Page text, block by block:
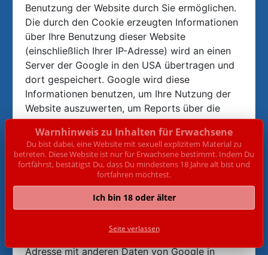
Benutzung der Website durch Sie ermöglichen.
Die durch den Cookie erzeugten Informationen
über Ihre Benutzung dieser Website
(einschließlich Ihrer IP-Adresse) wird an einen
Server der Google in den USA übertragen und
dort gespeichert. Google wird diese
Informationen benutzen, um Ihre Nutzung der
Website auszuwerten, um Reports über die
Websiteaktivitäten für die Websitebetreiber
zusammenzustellen und um weitere mit der
Websitenutzung und der Internetnutzung
verbundene Dienstleistungen zu erbringen.
Auch wird Google diese Informationen
gegebenenfalls an Dritte übertragen, sofern
dies gesetzlich vorgeschrieben oder soweit
Dritte diese Daten im Auftrag von Google
Adresse mit anderen Daten von Google in
Warnhinweis zu Inhalten für Erwachsene
Du bist dabei, eine Website mit sexuell explizitem Material zu
betreten. Diese Website ist nur für Erwachsene bestimmt. Indem Du
fortfährst, bestätigst Du, dass Du mindestens 18 Jahre alt bist und
fortfahren möchtest.
Ich bin 18 oder älter
Seite verlassen